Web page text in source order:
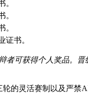
。
。
。
证书。
者可获得个人奖品。
的灵活赛制以及严